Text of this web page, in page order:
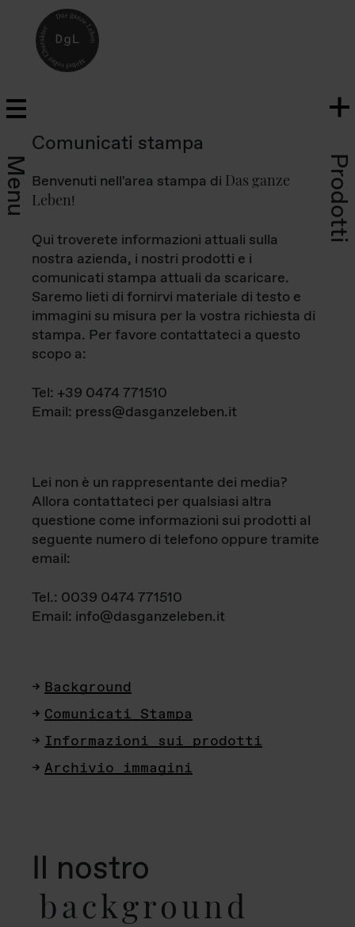
Menu Prodotti
Comunicati stampa
Benvenuti nell'area stampa di Das ganze
Leben!
Qui troverete informazioni attuali sulla
nostra azienda, i nostri prodotti e i
comunicati stampa attuali da scaricare.
Saremo lieti di fornirvi materiale di testo e
immagini su misura per la vostra richiesta di
stampa. Per favore contattateci a questo
scopo a:
Tel: +39 0474 771510
Email: press@dasganzeleben.it
Lei non è un rappresentante dei media?
Allora contattateci per qualsiasi altra
questione come informazioni sui prodotti al
seguente numero di telefono oppure tramite
email:
Tel.: 0039 0474 771510
Email: info@dasganzeleben.it
Background
Comunicati Stampa
Informazioni sui prodotti
Archivio immagini
Il nostro
background